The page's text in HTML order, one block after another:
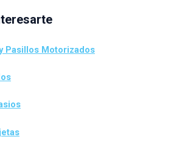
Pasillos Motorizados